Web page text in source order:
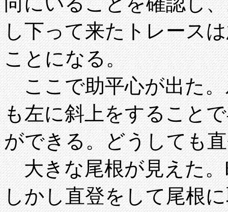
し下って来たトレース
ことになる。
ここで助平心が出た。
も左に斜上をすること
ができる。どうしても
大きな尾根が見えた。
しかし直登をして尾根